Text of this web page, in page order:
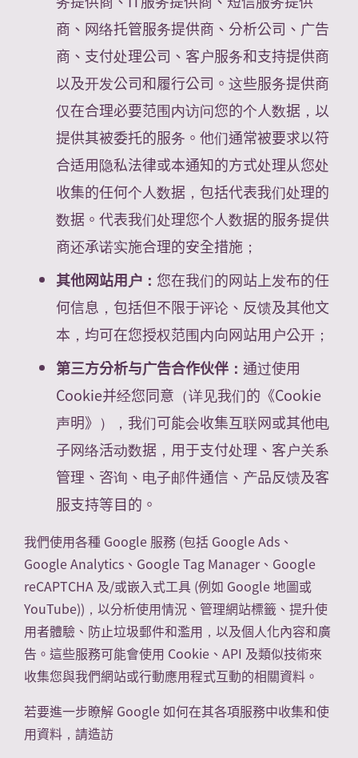
商、网络托管服务提供商、分析公司、广告
商、支付处理公司、客户服务和支持提供商
以及开发公司和履行公司。这些服务提供商
仅在合理必要范围内访问您的个人数据，以
提供其被委托的服务。他们通常被要求以符
合适用隐私法律或本通知的方式处理从您处
收集的任何个人数据，包括代表我们处理的
数据。代表我们处理您个人数据的服务提供
商还承诺实施合理的安全措施；
其他网站用户： 您在我们的网站上发布的任
何信息，包括但不限于评论、反馈及其他文
本，均可在您授权范围内向网站用户公开；
第三方分析与广告合作伙伴： 通过使用
Cookie并经您同意（详见我们的《Cookie
声明》），我们可能会收集互联网或其他电
子网络活动数据，用于支付处理、客户关系
管理、咨询、电子邮件通信、产品反馈及客
服支持等目的。
我們使用各種 Google 服務 (包括 Google Ads、
Google Analytics、Google Tag Manager、Google
reCAPTCHA 及/或嵌入式工具 (例如 Google 地圖或
YouTube))，以分析使用情況、管理網站標籤、提升使
用者體驗、防止垃圾郵件和濫用，以及個人化內容和廣
告。這些服務可能會使用 Cookie、API 及類似技術來
收集您與我們網站或行動應用程式互動的相關資料。
若要進一步瞭解 Google 如何在其各項服務中收集和使
用資料，請造訪